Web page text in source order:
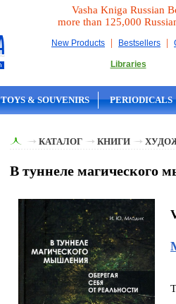
Vasha Kniga Russian
more than 125,000
New Products | Bestsellers |
Libraries
TOYS & SOUVENIRS PERIODICALS
КАТАЛОГ КНИГИ
В туннеле